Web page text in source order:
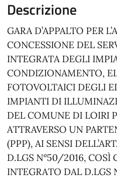
Descrizione
GARA D’APPALTO PER
CONCESSIONE DEL
INTEGRATA DEGLI
CONDIZIONAMENTO,
FOTOVOLTAICI DEGLI
IMPIANTI DI
DEL COMUNE DI LOIRI
ATTRAVERSO UN
(PPP), AI SENSI
D.LGS N°50/2016, COSÌ
INTEGRATO DAL D.LGS